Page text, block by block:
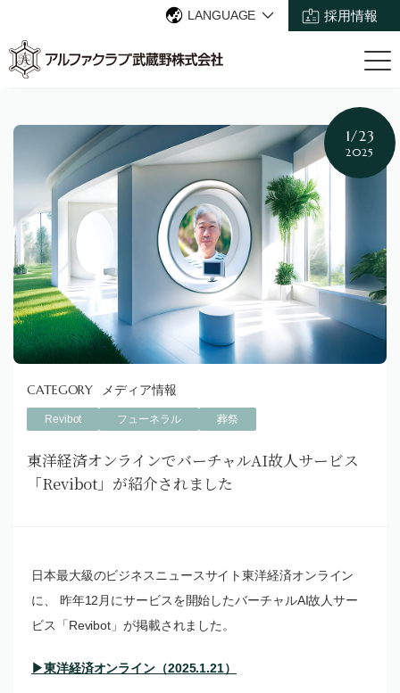
LANGUAGE 採用情報
1/23
2025
メディア情報
Revibot フューネラル 葬祭
東洋経済オンラインでバーチャルAI故人サービス
「Revibot」が紹介されました
日本最大級のビジネスニュースサイト東洋経済オンライン
に、 昨年12月にサービスを開始したバーチャルAI故人サー
ビス「Revibot」が掲載されました。
▶東洋経済オンライン（2025.1.21）